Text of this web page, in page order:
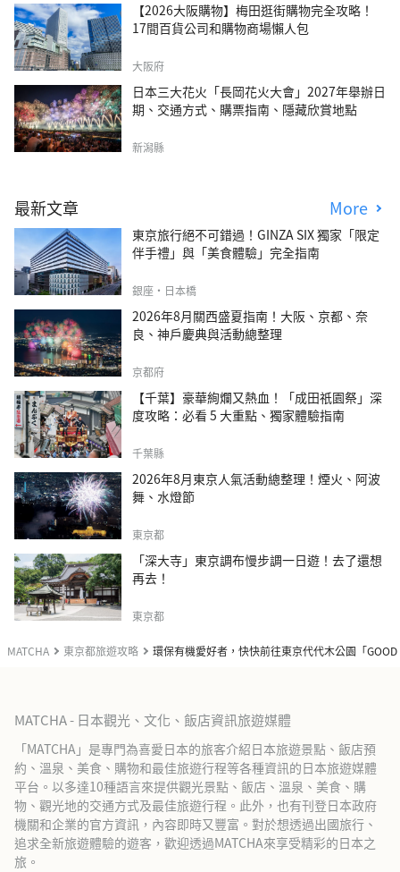
MATCHA 東京都旅遊攻略 環保有機愛好者，快快前往東京代代木公園「GOOD
【2026大阪購物】梅田逛街購物完全攻略！
17間百貨公司和購物商場懶人包
大阪府
日本三大花火「長岡花火大會」2027年舉辦日
期、交通方式、購票指南、隱藏欣賞地點
新潟縣
最新文章 More
東京旅行絕不可錯過！GINZA SIX 獨家「限定
伴手禮」與「美食體驗」完全指南
銀座・日本橋
2026年8月關西盛夏指南！大阪、京都、奈
良、神戶慶典與活動總整理
京都府
【千葉】豪華絢爛又熱血！「成田祇園祭」深
度攻略：必看 5 大重點、獨家體驗指南
千葉縣
2026年8月東京人氣活動總整理！煙火、阿波
舞、水燈節
東京都
「深大寺」東京調布慢步調一日遊！去了還想
再去！
東京都
MATCHA - 日本觀光、文化、飯店資訊旅遊媒體
「MATCHA」是專門為喜愛日本的旅客介紹日本旅遊景點、飯店預
約、溫泉、美食、購物和最佳旅遊行程等各種資訊的日本旅遊媒體
平台。以多達10種語言來提供觀光景點、飯店、溫泉、美食、購
物、觀光地的交通方式及最佳旅遊行程。此外，也有刊登日本政府
機關和企業的官方資訊，內容即時又豐富。對於想透過出國旅行、
追求全新旅遊體驗的遊客，歡迎透過MATCHA來享受精彩的日本之
旅。